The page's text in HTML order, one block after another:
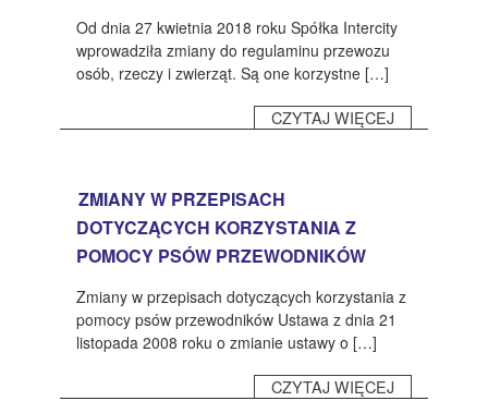
Od dnia 27 kwietnia 2018 roku Spółka Intercity
wprowadziła zmiany do regulaminu przewozu
osób, rzeczy i zwierząt. Są one korzystne […]
CZYTAJ WIĘCEJ
ZMIANY W PRZEPISACH
DOTYCZĄCYCH KORZYSTANIA Z
POMOCY PSÓW PRZEWODNIKÓW
Zmiany w przepisach dotyczących korzystania z
pomocy psów przewodników Ustawa z dnia 21
listopada 2008 roku o zmianie ustawy o […]
CZYTAJ WIĘCEJ